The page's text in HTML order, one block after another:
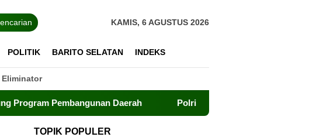
KAMIS, 6 AGUSTUS 2026
POLITIK BARITO SELATAN INDEKS
Eliminator
Daerah Polri dan UPR Bersinergi Kembangkan Pusat
TOPIK POPULER